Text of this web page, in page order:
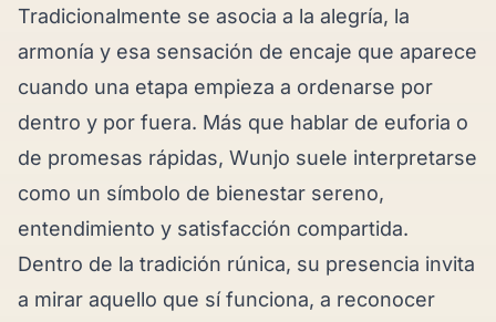
Tradicionalmente se asocia a la alegría, la
armonía y esa sensación de encaje que aparece
cuando una etapa empieza a ordenarse por
dentro y por fuera. Más que hablar de euforia o
de promesas rápidas, Wunjo suele interpretarse
como un símbolo de bienestar sereno,
entendimiento y satisfacción compartida.
Dentro de la tradición rúnica, su presencia invita
a mirar aquello que sí funciona, a reconocer